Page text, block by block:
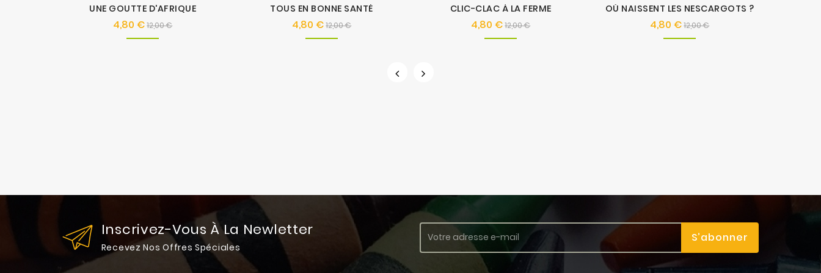
UNE GOUTTE D'AFRIQUE
4,80 €Prix
de
12,00 €Prix
TOUS EN BONNE SANTÉ
4,80 €Prix
de
12,00 €Prix
CLIC-CLAC À LA FERME
4,80 €Prix
de
12,00 €Prix
OÙ NAISSENT LES NESCARGOTS ?
4,80 €Prix
de
12,00 €Prix
Inscrivez-Vous À La Newletter
Recevez Nos Offres Spéciales